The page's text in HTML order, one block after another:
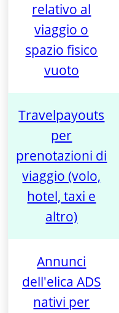
relativo al
viaggio o
spazio fisico
vuoto
Travelpayouts
per
prenotazioni di
viaggio (volo,
hotel, taxi e
altro)
Annunci
dell'elica ADS
nativi per